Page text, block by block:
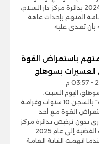
أحداث القضية إلى عام 2024 بدائرة مركز دار السلام،
المتهم بإحداث عاهة
تعدى عليه
لمتهم باستعراض القوة
العسيرات بسوهاج
اليوم السبت،
بمعاقبة المتهم "م.ا.ف" بالسجن 10 سنوات وغرامة
القوة مع أحد
بدون ترخيص بدائرة مركز
العسيرات. وتعود أحداث القضية إلى عام 2025
اتهمت النيابة العامة